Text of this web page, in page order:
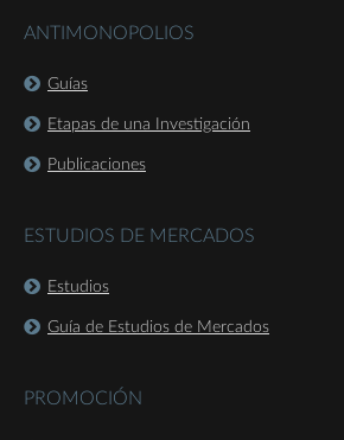
ANTIMONOPOLIOS
Guías
Etapas de una Investigación
Publicaciones
ESTUDIOS DE MERCADOS
Estudios
Guía de Estudios de Mercados
PROMOCIÓN